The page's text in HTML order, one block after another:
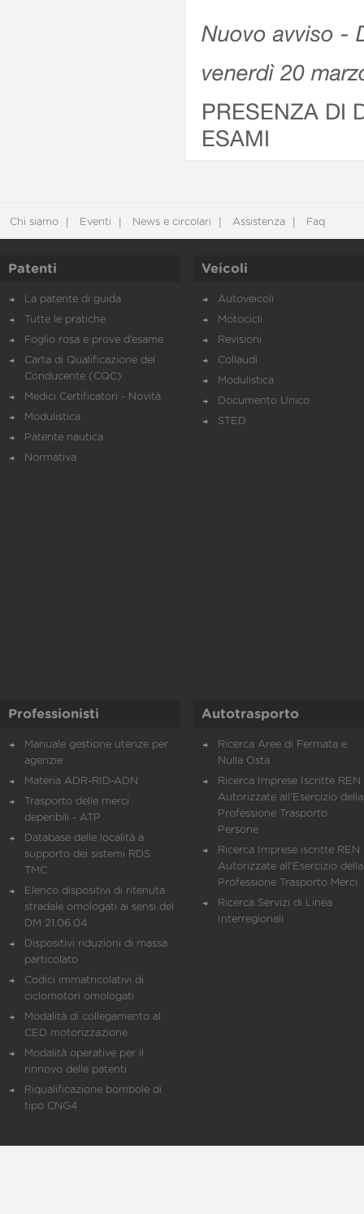
Nuovo avviso -
venerdì 20
PRESENZA DI
ESAMI
Chi siamo Eventi News e circolari Assistenza Faq
Patenti
La patente di guida
Tutte le pratiche
Foglio rosa e prove d’esame
Carta di Qualificazione del
Conducente (CQC)
Medici Certificatori - Novità
Modulistica
Patente nautica
Normativa
Veicoli
Autoveicoli
Motocicli
Revisioni
Collaudi
Modulistica
Documento Unico
STED
Professionisti
Manuale gestione utenze per
agenzie
Materia ADR-RID-ADN
Trasporto delle merci
deperibili - ATP
Database delle località a
supporto dei sistemi RDS
TMC
Elenco dispositivi di ritenuta
stradale omologati ai sensi del
DM 21.06.04
Dispositivi riduzioni di massa
particolato
Codici immatricolativi di
ciclomotori omologati
Modalità di collegamento al
CED motorizzazione
Modalità operative per il
rinnovo delle patenti
Riqualificazione bombole di
tipo CNG4
Autotrasporto
Ricerca Aree di Fermata e
Nulla Osta
Ricerca Imprese Iscritte REN
Autorizzate all'Esercizio della
Professione Trasporto
Persone
Ricerca Imprese iscritte REN
Autorizzate all'Esercizio della
Professione Trasporto Merci
Ricerca Servizi di Linea
Interregionali